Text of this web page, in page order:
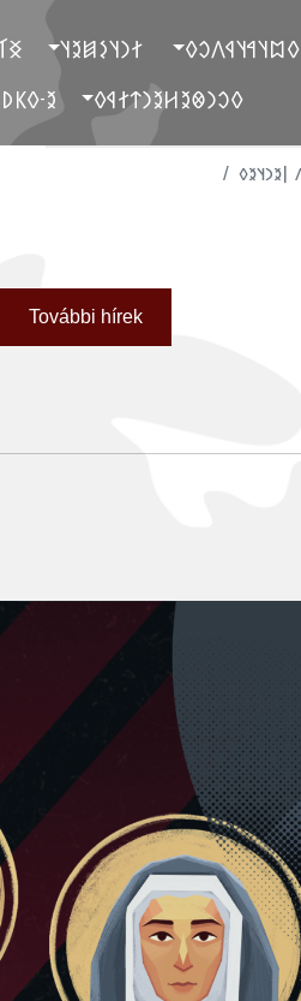
𐲓𐲐𐲉𐲘𐲉𐲖𐲦
‮ 𐲐𐲙𐲦𐲋𐲯𐲉𐲦
‮𐲓𐲛𐲙𐲌𐲉𐲢𐲉𐲙𐲄𐲐𐲁𐲓
További hírek